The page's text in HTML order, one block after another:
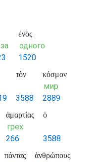
ἑνὸς
одного
1520
τὸν
3588
κόσμον
мир
2889
ἁμαρτίας
грех
266
ὁ
3588
πάντας ἀνθρώπους